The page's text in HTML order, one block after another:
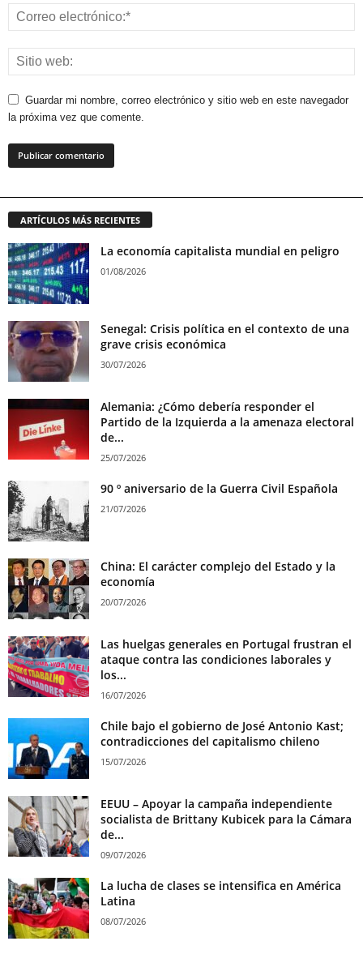
Guardar mi nombre, correo electrónico y sitio web en este navegador
la próxima vez que comente.
ARTÍCULOS MÁS RECIENTES
La economía capitalista mundial en peligro
01/08/2026
Senegal: Crisis política en el contexto de una
grave crisis económica
30/07/2026
Alemania: ¿Cómo debería responder el
Partido de la Izquierda a la amenaza electoral
de...
25/07/2026
90 º aniversario de la Guerra Civil Española
21/07/2026
China: El carácter complejo del Estado y la
economía
20/07/2026
Las huelgas generales en Portugal frustran el
ataque contra las condiciones laborales y
los...
16/07/2026
Chile bajo el gobierno de José Antonio Kast;
contradicciones del capitalismo chileno
15/07/2026
EEUU – Apoyar la campaña independiente
socialista de Brittany Kubicek para la Cámara
de...
09/07/2026
La lucha de clases se intensifica en América
Latina
08/07/2026